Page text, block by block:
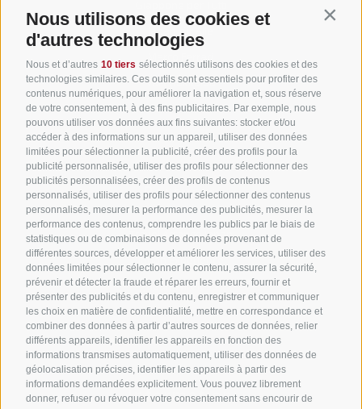
Nous utilisons des cookies et
d'autres technologies
Nous et d’autres 10 tiers sélectionnés utilisons des cookies et des
technologies similaires. Ces outils sont essentiels pour profiter des
contenus numériques, pour améliorer la navigation et, sous réserve
de votre consentement, à des fins publicitaires. Par exemple, nous
pouvons utiliser vos données aux fins suivantes: stocker et/ou
accéder à des informations sur un appareil, utiliser des données
limitées pour sélectionner la publicité, créer des profils pour la
publicité personnalisée, utiliser des profils pour sélectionner des
publicités personnalisées, créer des profils de contenus
personnalisés, utiliser des profils pour sélectionner des contenus
personnalisés, mesurer la performance des publicités, mesurer la
performance des contenus, comprendre les publics par le biais de
statistiques ou de combinaisons de données provenant de
différentes sources, développer et améliorer les services, utiliser des
données limitées pour sélectionner le contenu, assurer la sécurité,
prévenir et détecter la fraude et réparer les erreurs, fournir et
présenter des publicités et du contenu, enregistrer et communiquer
les choix en matière de confidentialité, mettre en correspondance et
combiner des données à partir d’autres sources de données, relier
différents appareils, identifier les appareils en fonction des
informations transmises automatiquement, utiliser des données de
géolocalisation précises, identifier les appareils à partir des
informations demandées explicitement. Vous pouvez librement
donner, refuser ou révoquer votre consentement sans encourir de
Japan für Alle
Marco Ferrari
Visit Hokkaido
Partners
Travel Arrange Japan
Japan Experience
Japan Wireless
Information